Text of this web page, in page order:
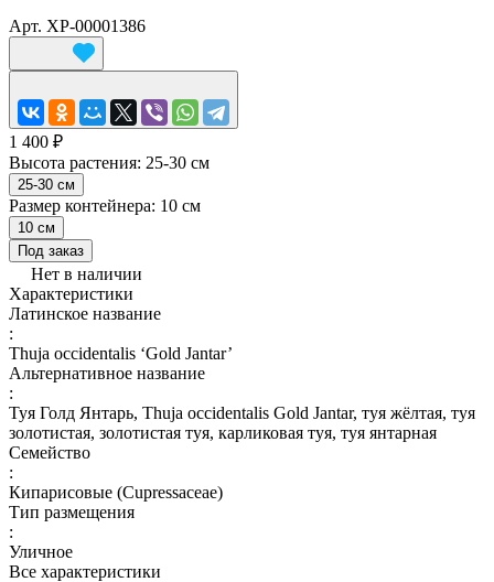
Арт. ХР-00001386
1 400 ₽
Высота растения: 25-30 см
25-30 см
Размер контейнера: 10 см
10 см
Под заказ
Нет в наличии
Характеристики
Латинское название
:
Thuja occidentalis ‘Gold Jantar’
Альтернативное название
:
Туя Голд Янтарь, Thuja occidentalis Gold Jantar, туя жёлтая, туя
золотистая, золотистая туя, карликовая туя, туя янтарная
Семейство
:
Кипарисовые (Cupressaceae)
Тип размещения
:
Уличное
Все характеристики